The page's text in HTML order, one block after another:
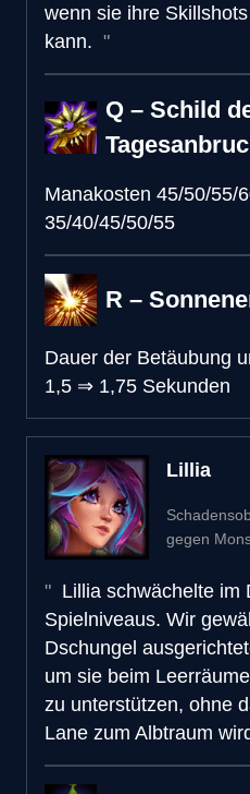
wenn sie ihre
kann.
Q – Schild
Manakosten 45/50/55/
35/40/45/50/55
R –
Dauer der Betäubung
1,5 ⇒ 1,75 Sekunden
Lillia
gegen
Lillia schwächelte im
Spielniveaus. Wir
Dschungel
um sie beim
zu unterstützen, ohne
Lane zum Albtraum